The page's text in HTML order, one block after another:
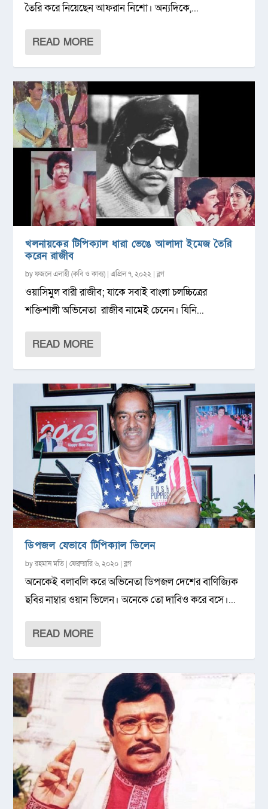
তৈরি করে নিয়েছেন আফরান নিশো। অন্যদিকে,...
READ MORE
খলনায়কের টিপিক্যাল ধারা ভেঙে আলাদা ইমেজ তৈরি
করেন রাজীব
byফজলে এলাহী (কবি ও কাব্য) |এপ্রিল ৭, ২০২২ |ব্লগ
ওয়াসিমুল বারী রাজীব; যাকে সবাই বাংলা চলচ্চিত্রের
শক্তিশালী অভিনেতা রাজীব নামেই চেনেন। যিনি...
READ MORE
ডিপজল যেভাবে টিপিক্যাল ভিলেন
byরহমান মতি |ফেব্রুয়ারি ৬, ২০২০ |ব্লগ
অনেকেই বলাবলি করে অভিনেতা ডিপজল দেশের বাণিজ্যিক
ছবির নাম্বার ওয়ান ভিলেন। অনেকে তো দাবিও করে বসে।...
READ MORE